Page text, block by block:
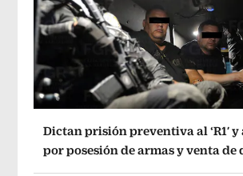
Dictan prisión preventiva al ‘R1′ y
por posesión de armas y venta de